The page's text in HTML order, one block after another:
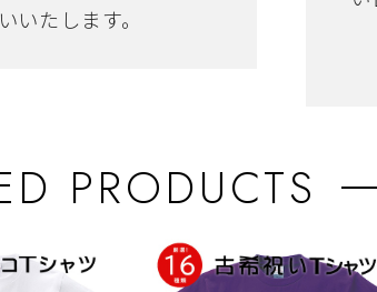
いたします。
PRODUCTS